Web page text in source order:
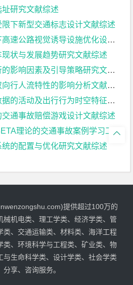
研究文献综述
下新型交通标志设计文献综述
公路视觉诱导设施优化设计文献综述
状与发展趋势研究文献综述
响因素及引导策略研究文献综述
行人流特性的影响分析文献综述
动及出行行为时空特征分析文献综述
通事故赔偿游戏设计文献综述
的交通事故案例学习工具箱开发文献综述
的配置与优化研究文献综述

提供超过100万的
械机电类、理工学类、经济学类、管
类、交通运输类、材料类、海洋工程
类、环境科学与工程类、矿业类、物
与生命科学类、设计学类、社会学类
享、咨询服务。